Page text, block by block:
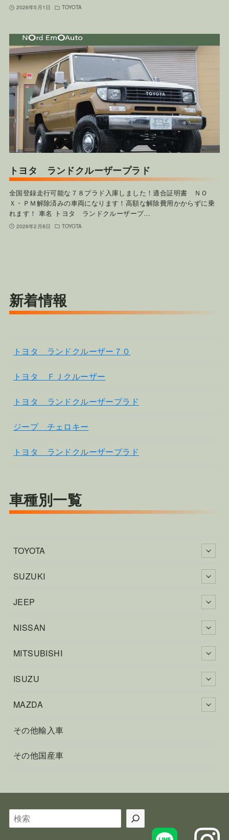
2026年5月1日 TOYOTA
トヨタ ランドクルーザープラド
全国登録走行可能な７８プラド入庫しました！適合証明書 ＮＯ
Ｘ・ＰＭ解除済みの車両になります！高額な解除費用かからずに乗
れます！ 車名 トヨタ ランドクルーザープ…
2026年2月8日 TOYOTA
新着情報
トヨタ ランドクルーザー７０
トヨタ ＦＪクルーザー
トヨタ ランドクルーザープラド
ジープ チェロキー
トヨタ ランドクルーザープラド
車種別一覧
TOYOTA
SUZUKI
JEEP
NISSAN
MITSUBISHI
ISUZU
MAZDA
その他輸入車
その他国産車
検
索